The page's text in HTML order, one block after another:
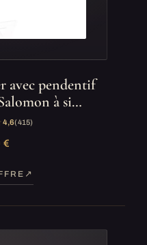
avec pendentif
à si…
4,6(415)
€